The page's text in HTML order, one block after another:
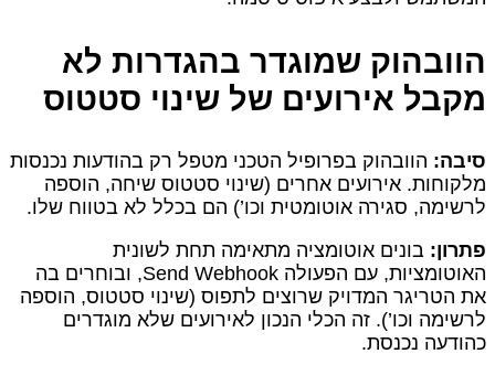
הוובהוק שמוגדר בהגדרות לא
מקבל אירועים של שינוי סטטוס
סיבה: הוובהוק בפרופיל הטכני מטפל רק בהודעות נכנסות
מלקוחות. אירועים אחרים (שינוי סטטוס שיחה, הוספה
לרשימה, סגירה אוטומטית וכו’) הם בכלל לא בטווח שלו.
פתרון: בונים אוטומציה מתאימה תחת לשונית
האוטומציות, עם הפעולה Send Webhook, ובוחרים בה
את הטריגר המדויק שרוצים לתפוס (שינוי סטטוס, הוספה
לרשימה וכו’). זה הכלי הנכון לאירועים שלא מוגדרים
כהודעה נכנסת.